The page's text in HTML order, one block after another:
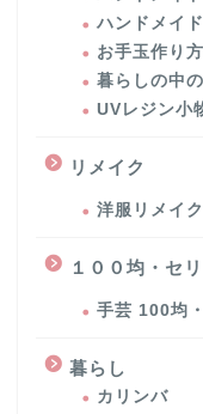
ハンドメイ
お手玉作り方
暮らしの中
UVレジン小
リメイク
洋服リメイク
１００均・セ
手芸 100均
暮らし
カリンバ